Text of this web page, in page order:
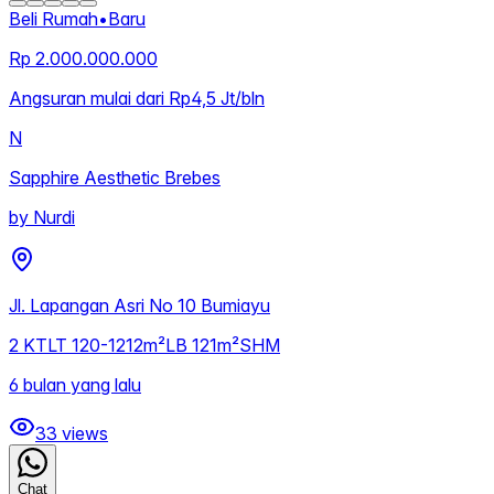
Beli Rumah•Baru
Rp 2.000.000.000
Angsuran mulai dari Rp4,5 Jt/bln
N
Sapphire Aesthetic Brebes
by Nurdi
Jl. Lapangan Asri No 10 Bumiayu
2 KTLT 120-1212m²LB 121m²SHM
6 bulan yang lalu
33 views
Chat